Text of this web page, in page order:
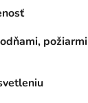
požiarmi